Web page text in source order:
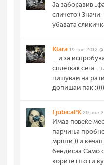
Ја заборавив
сличето:) Значи,
убавата
Klara 19 ное 2012
... и за
сплеткав сега...
пишувам на
допишам пак :))))
LjubicaPK 20 ное
Имав повеќе
парчиња
мршти:)) и
бендисаа.Само
корите што ги